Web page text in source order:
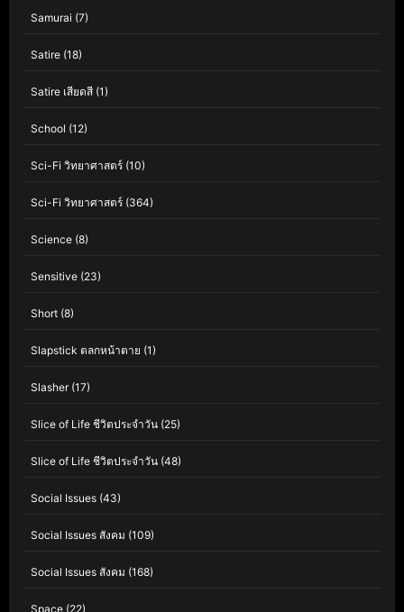
Samurai (7)
Satire (18)
Satire เสียดสี (1)
School (12)
Sci-Fi วิทยาศาสตร์ (10)
Sci-Fi วิทยาศาสตร์ (364)
Science (8)
Sensitive (23)
Short (8)
Slapstick ตลกหน้าตาย (1)
Slasher(17)
Slice of Life ชีวิตประจำวัน (25)
Slice of Life ชีวิตประจำวัน (48)
Social Issues (43)
Social Issues สังคม (109)
Social Issues สังคม (168)
Space (22)